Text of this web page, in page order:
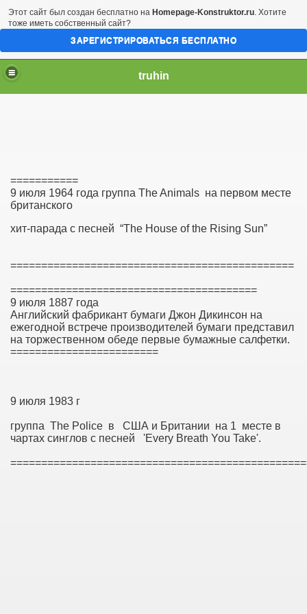
truhin
===========
9 июля 1964 года группа The Animals на первом месте
британского
хит-парада с песней “The House of the Rising Sun”
==============================================
========================================
9 июля 1887 года
Английский фабрикант бумаги Джон Дикинсон на
ежегодной встрече производителей бумаги представил
на торжественном обеде первые бумажные салфетки.
========================
9 июля 1983 г
группа The Police в США и Британии на 1 месте в
чартах синглов с песней 'Every Breath You Take'.
Этот сайт был создан бесплатно на Homepage-Konstruktor.ru. Хотите
тоже иметь собственный сайт?
ЗАРЕГИСТРИРОВАТЬСЯ БЕСПЛАТНО